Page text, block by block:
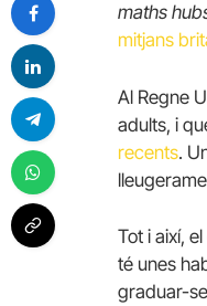
maths
mitjans
Al Regne
adults, i
recents.
Tot i així,
té unes
graduar-